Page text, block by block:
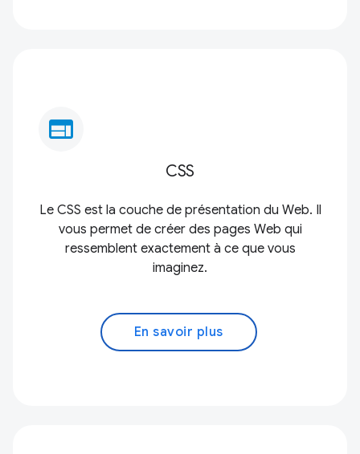
web
CSS
Le CSS est la couche de présentation du Web. Il
vous permet de créer des pages Web qui
ressemblent exactement à ce que vous
imaginez.
En savoir plus